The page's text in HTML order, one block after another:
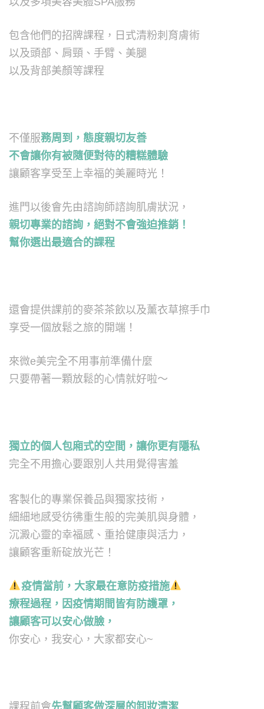
包含他們的招牌課程，日式清粉刺育膚術
以及頭部、肩頸、手臂、美腿
以及背部美顏等課程
不僅服務周到，態度親切友善
不會讓你有被隨便對待的糟糕體驗
讓顧客享受至上幸福的美麗時光！
進門以後會先由諮詢師諮詢肌膚狀況，
親切專業的諮詢，絕對不會強迫推銷！
幫你選出最適合的課程
還會提供課前的麥茶茶飲以及薰衣草擦手巾
享受一個放鬆之旅的開端！
來微e美完全不用事前準備什麼
只要帶著一顆放鬆的心情就好啦～
獨立的個人包廂式的空間，讓你更有隱私
完全不用擔心要跟別人共用覺得害羞
客製化的專業保養品與獨家技術，
細細地感受彷彿重生般的完美肌與身體，
沉澱心靈的幸福感、重拾健康與活力，
讓顧客重新碇放光芒！
疫情當前，大家最在意防疫措施
療程過程，因疫情期間皆有防護罩，
讓顧客可以安心做臉，
你安心，我安心，大家都安心~
課程前會先幫顧客做深層的卸妝清潔